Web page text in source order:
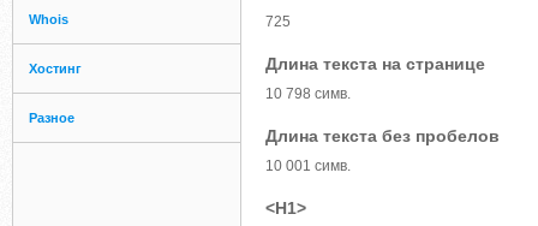
Whois
Хостинг
Разное
725
Длина текста на странице
10 798 симв.
Длина текста без пробелов
10 001 симв.
<H1>